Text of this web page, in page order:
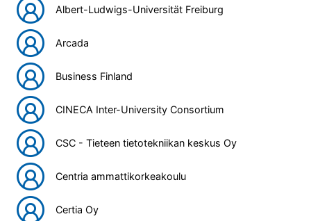
Albert-Ludwigs-Universität Freiburg
Arcada
Business Finland
CINECA Inter-University Consortium
CSC - Tieteen tietotekniikan keskus Oy
Centria ammattikorkeakoulu
Certia Oy